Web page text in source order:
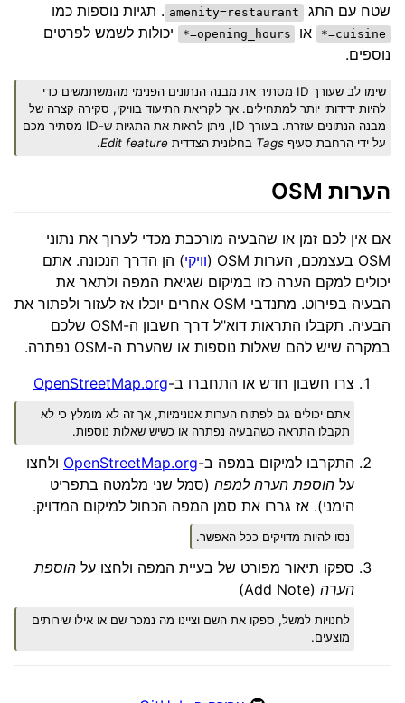
שטח עם התג
amenity=restaurant . תגיות נוספות כמו
cuisine=* או opening_hours=*
יכולות לשמש לפרטים
נוספים.
שימו לב שעורך ID מסתיר את מבנה הנתונים הפנימי מהמשתמשים כדי
להיות ידידותי יותר למתחילים. אך לקריאת התיעוד בוויקי, סקירה קצרה של
מבנה הנתונים עוזרת. בעורך ID, ניתן לראות את התגיות ש-ID מסתיר מכם
על ידי הרחבת סעיף Tags בחלונית הצדדית Edit feature
.
הערות OSM
אם אין לכם זמן או שהבעיה מורכבת מכדי לערוך את נתוני
OSM בעצמכם, הערות OSM (
וויקי) הן הדרך הנכונה. אתם
יכולים למקם הערה כזו במיקום שגיאת המפה ולתאר את
הבעיה בפירוט. מתנדבי OSM אחרים יוכלו אז לעזור ולפתור את
הבעיה. תקבלו התראות דוא"ל דרך חשבון ה-OSM שלכם
במקרה שיש להם שאלות נוספות או שהערת ה-OSM נפתרה.
צרו חשבון חדש או התחברו ב-OpenStreetMap.org
אתם יכולים גם לפתוח הערות אנונימיות, אך זה לא מומלץ כי לא
תקבלו התראה כשהבעיה נפתרה או כשיש שאלות נוספות.
התקרבו למיקום במפה ב-OpenStreetMap.org ולחצו
על הוספת הערה למפה (סמל שני מלמטה בתפריט
הימני). אז גררו את סמן המפה הכחול למיקום המדויק.
נסו להיות מדויקים ככל האפשר.
ספקו תיאור מפורט של בעיית המפה ולחצו על הוספת
הערה (Add Note)
לחנויות למשל, ספקו את השם וציינו מה נמכר שם או אילו שירותים
מוצעים.